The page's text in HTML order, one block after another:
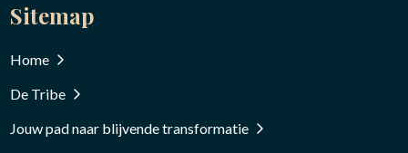
Sitemap
Home
De Tribe
Jouw pad naar blijvende transformatie